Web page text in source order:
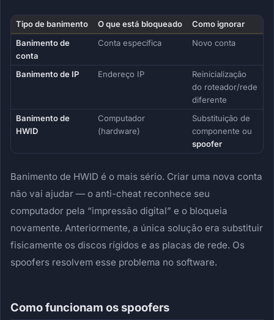
Tipo de banimento O que está bloqueado
Como ignorar
Banimento de
conta
Conta específica Novo conta
Banimento de IP Endereço IP
Reinicialização
do roteador/rede
diferente
Banimento de
HWID
Computador
(hardware)
Substituição de
componente ou
spoofer
Banimento de HWID é o mais sério. Criar uma nova conta
não vai ajudar — o anti-cheat reconhece seu
computador pela “impressão digital” e o bloqueia
novamente. Anteriormente, a única solução era substituir
fisicamente os discos rígidos e as placas de rede. Os
spoofers resolvem esse problema no software.
Como funcionam os spoofers